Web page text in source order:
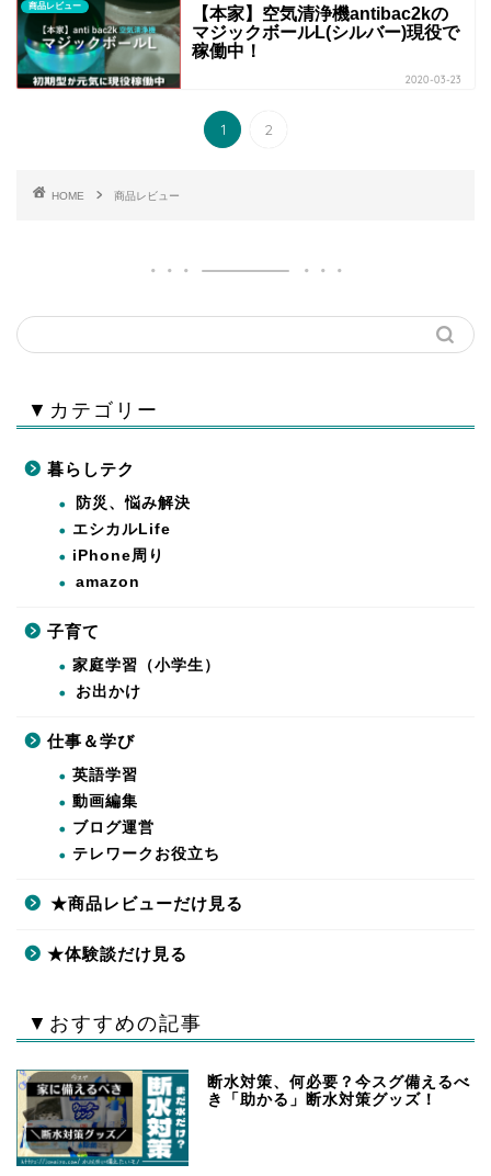
商品レビュー
【本家】空気清浄機antibac2kの
マジックボールL(シルバー)現役で
稼働中！
2020-03-23
1 2
HOME 商品レビュー
▼カテゴリー
暮らしテク
防災、悩み解決
エシカルLife
iPhone周り
amazon
子育て
家庭学習（小学生）
お出かけ
仕事＆学び
英語学習
動画編集
ブログ運営
テレワークお役立ち
★商品レビューだけ見る
★体験談だけ見る
▼おすすめの記事
断水対策、何必要？今スグ備えるべ
き「助かる」断水対策グッズ！